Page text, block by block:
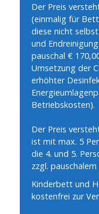
Der Preis
(einmalig für
diese nicht
und
pauschal €
Umsetzung der
erhöhter
Betriebskosten).
Der Preis
ist mit max. 5
die 4. und 5.
zzgl.
Kinderbett und
kostenfrei zur